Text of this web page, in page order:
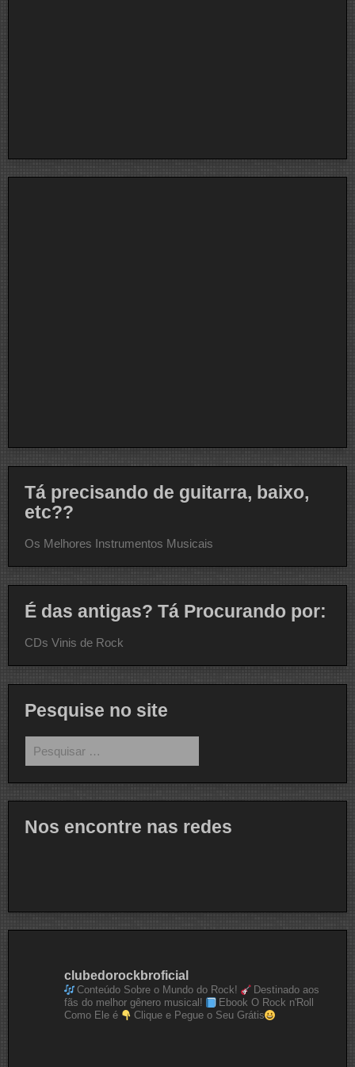
Tá precisando de guitarra, baixo,
etc??
Os Melhores Instrumentos Musicais
É das antigas? Tá Procurando por:
CDs Vinis de Rock
Pesquise no site
por:
Nos encontre nas redes
clubedorockbroficial
Conteúdo Sobre o Mundo do Rock!
Destinado aos
fãs do melhor gênero musical!
Ebook O Rock n'Roll
Como Ele é
Clique e Pegue o Seu Grátis